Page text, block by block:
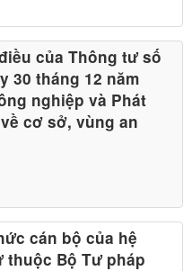
của Thông tư số
30 tháng 12 năm
nghiệp và Phát
cơ sở, vùng an
cán bộ của hệ
thuộc Bộ Tư pháp